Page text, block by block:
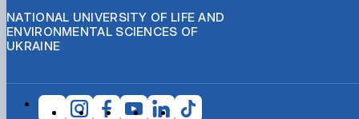
NATIONAL UNIVERSITY OF LIFE AND
ENVIRONMENTAL SCIENCES OF
UKRAINE